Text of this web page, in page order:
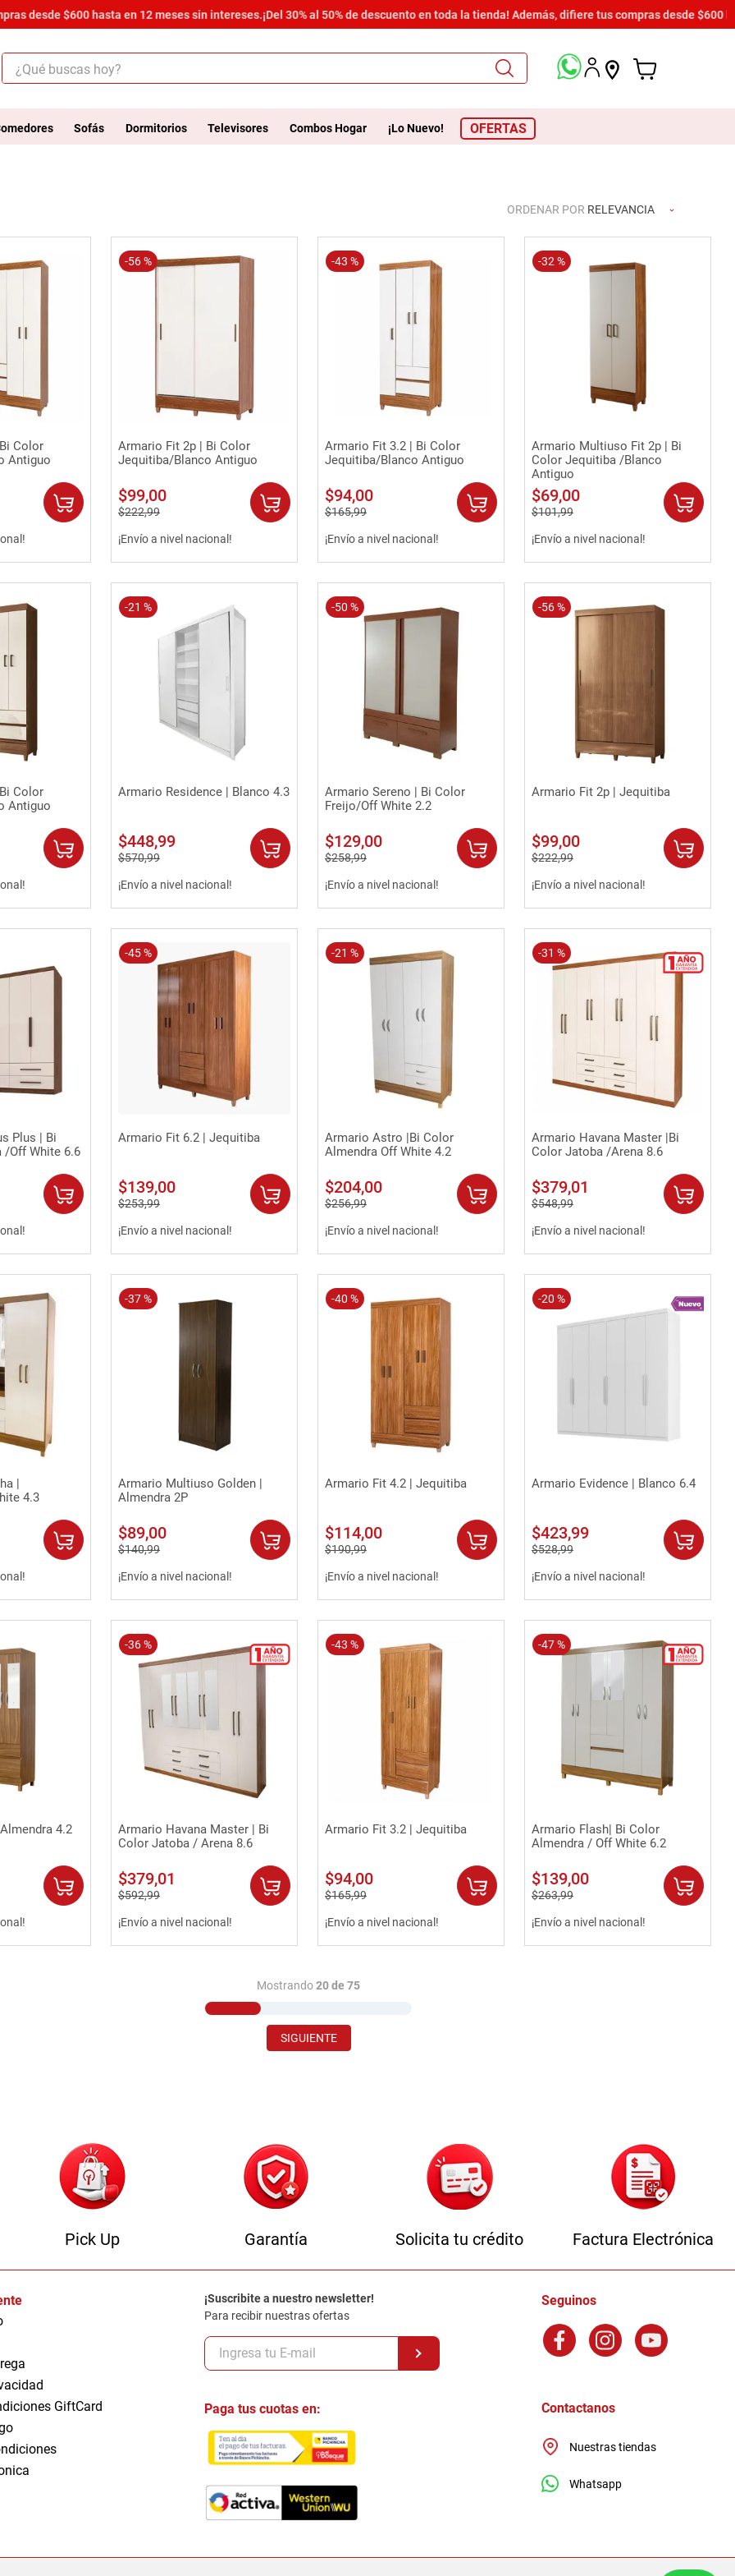
desde $600 hasta en 12 meses sin intereses.¡Del 30% al 50% de descuento en toda la tienda! Además, difiere tus compras desde $600
¿Qué buscas hoy?
Sofás Dormitorios Televisores Combos Hogar ¡Lo Nuevo! OFERTAS
ORDENAR POR RELEVANCIA
Color
Antiguo
-56 %
Vista rápida
Armario Fit 2p | Bi Color
Jequitiba/Blanco Antiguo
$99,00
$222,99
¡Envío a nivel nacional!
-43 %
Vista rápida
Armario Fit 3.2 | Bi Color
Jequitiba/Blanco Antiguo
$94,00
$165,99
¡Envío a nivel nacional!
-32 %
Vista rápida
Armario Multiuso Fit 2p | Bi
Color Jequitiba /Blanco
Antiguo
$69,00
$101,99
¡Envío a nivel nacional!
Color
Antiguo
-21 %
Vista rápida
Armario Residence | Blanco 4.3
$448,99
$570,99
¡Envío a nivel nacional!
-50 %
Vista rápida
Armario Sereno | Bi Color
Freijo/Off White 2.2
$129,00
$258,99
¡Envío a nivel nacional!
-56 %
Vista rápida
Armario Fit 2p | Jequitiba
$99,00
$222,99
¡Envío a nivel nacional!
Plus | Bi
/Off White 6.6
-45 %
Vista rápida
Armario Fit 6.2 | Jequitiba
$139,00
$253,99
¡Envío a nivel nacional!
-21 %
Vista rápida
Armario Astro |Bi Color
Almendra Off White 4.2
$204,00
$256,99
¡Envío a nivel nacional!
-31 %
Vista rápida
Armario Havana Master |Bi
Color Jatoba /Arena 8.6
$379,01
$548,99
¡Envío a nivel nacional!
|
4.3
-37 %
Vista rápida
Armario Multiuso Golden |
Almendra 2P
$89,00
$140,99
¡Envío a nivel nacional!
-40 %
Vista rápida
Armario Fit 4.2 | Jequitiba
$114,00
$190,99
¡Envío a nivel nacional!
-20 %
Vista rápida
Armario Evidence | Blanco 6.4
$423,99
$528,99
¡Envío a nivel nacional!
4.2
-36 %
Vista rápida
Armario Havana Master | Bi
Color Jatoba / Arena 8.6
$379,01
$592,99
¡Envío a nivel nacional!
-43 %
Vista rápida
Armario Fit 3.2 | Jequitiba
$94,00
$165,99
¡Envío a nivel nacional!
-47 %
Vista rápida
Armario Flash| Bi Color
Almendra / Off White 6.2
$139,00
$263,99
¡Envío a nivel nacional!
Mostrando20 de 75
Pick Up Garantía Solicita tu crédito Factura Electrónica
GiftCard
¡Suscribite a nuestro newsletter!
Para recibir nuestras ofertas
Paga tus cuotas en:
Seguinos
Contactanos
Nuestras tiendas
Whatsapp
salas
zapatera
armario lux
havana master
.